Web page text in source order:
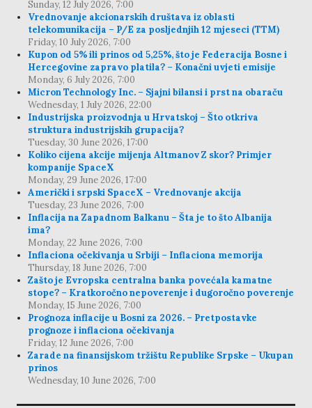
Sunday, 12 July 2026, 7:00
Vrednovanje akcionarskih društava iz oblasti
telekomunikacija – P/E za posljednjih 12 mjeseci (TTM)
Friday, 10 July 2026, 7:00
Kupon od 5% ili prinos od 5,25%, što je Federacija Bosne i
Hercegovine zapravo platila? – Konačni uvjeti emisije
Monday, 6 July 2026, 7:00
Micron Technology Inc. – Sjajni bilansi i prst na obaraču
Wednesday, 1 July 2026, 22:00
Industrijska proizvodnja u Hrvatskoj – Što otkriva
struktura industrijskih grupacija?
Tuesday, 30 June 2026, 17:00
Koliko cijena akcije mijenja Altmanov Z skor? Primjer
kompanije SpaceX
Monday, 29 June 2026, 17:00
Američki i srpski SpaceX – Vrednovanje akcija
Tuesday, 23 June 2026, 7:00
Inflacija na Zapadnom Balkanu – Šta je to što Albanija
ima?
Monday, 22 June 2026, 7:00
Inflaciona očekivanja u Srbiji – Inflaciona memorija
Thursday, 18 June 2026, 7:00
Zašto je Evropska centralna banka povećala kamatne
stope? – Kratkoročno nepoverenje i dugoročno poverenje
Monday, 15 June 2026, 7:00
Prognoza inflacije u Bosni za 2026. – Pretpostavke
prognoze i inflaciona očekivanja
Friday, 12 June 2026, 7:00
Zarade na finansijskom tržištu Republike Srpske – Ukupan
prinos
Wednesday, 10 June 2026, 7:00